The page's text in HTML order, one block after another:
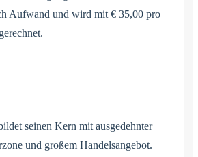
Aufwand und wird mit € 35,00 pro
seinen Kern mit ausgedehnter
und großem Handelsangebot.